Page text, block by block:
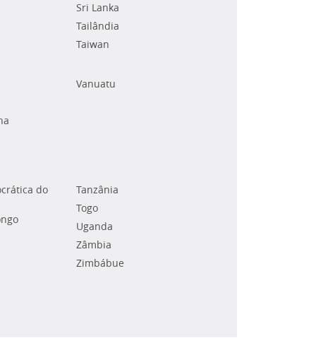
Sri Lanka
Tailândia
Taiwan
Vanuatu
do
Tanzânia
Togo
Uganda
Zâmbia
Zimbábue